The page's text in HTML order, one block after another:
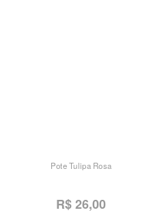
Pote Tulipa Rosa
R$ 26,00